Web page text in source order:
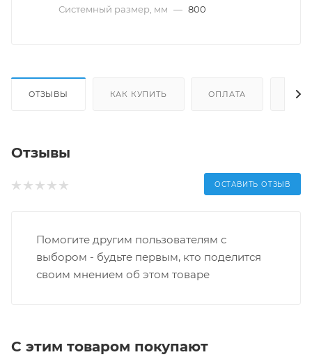
Системный размер, мм — 800
ОТЗЫВЫ КАК КУПИТЬ ОПЛАТА
Отзывы
ОСТАВИТЬ ОТЗЫВ
Помогите другим пользователям с
выбором - будьте первым, кто поделится
своим мнением об этом товаре
С этим товаром покупают